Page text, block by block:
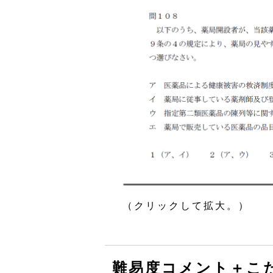
（クリックして拡大。）
難易度コメント＋こ